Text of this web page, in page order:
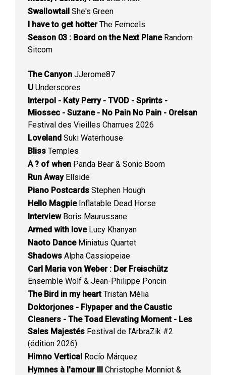
Swallowtail She's Green
I have to get hotterThe Femcels
Season 03 : Board on the Next PlaneRandom
Sitcom
The Canyon JJerome87
U Underscores
Interpol - Katy Perry - TVOD - Sprints -
Miossec - Suzane - No Pain No Pain - Orelsan
Festival des Vieilles Charrues 2026
Loveland Suki Waterhouse
Bliss Temples
A ? of when Panda Bear & Sonic Boom
Run AwayEllside
Piano Postcards Stephen Hough
Hello MagpieInflatable Dead Horse
InterviewBoris Maurussane
Armed with loveLucy Khanyan
Naoto DanceMiniatus Quartet
Shadows Alpha Cassiopeiae
Carl Maria von Weber : Der Freischütz
Ensemble Wolf & Jean-Philippe Poncin
The Bird in my heartTristan Mélia
Doktorjones - Flypaper and the Caustic
Cleaners - The Toad Elevating Moment - Les
Sales Majestés Festival de l'ArbraZik #2
(édition 2026)
Himno Vertical Rocío Márquez
Hymnes à l'amour III Christophe Monniot &